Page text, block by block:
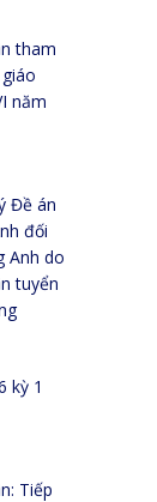
tham
năm
Đề án
đối
Anh do
tuyển
kỳ 1
Tiếp